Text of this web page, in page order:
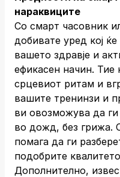
нараквиците
Со смарт часовник
добивате уред кој
вашето здравје и
ефикасен начин.
срцевиот ритам и
вашите тренинзи и
ви овозможува да
во дожд, без грижа.
помага да ги
подобрите
Дополнително,